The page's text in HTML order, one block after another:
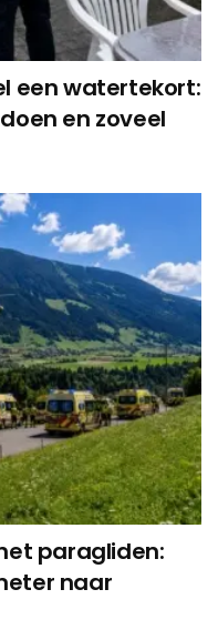
een watertekort:
en zoveel
paragliden:
naar